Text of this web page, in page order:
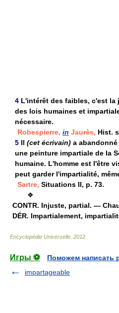
4 L'intérêt des faibles, c'est
des lois humaines et
nécessaire.
Robespierre, in Jaurès, Hist.
5 Il (cet écrivain) a
une peinture impartiale de la
humaine. L'homme est l'être
peut garder l'impartialité,
Sartre, Situations II, p. 73.
❖
CONTR. Injuste, partial. —
DÉR. Impartialement,
Encyclopédie Universelle 2012
Игры ⚽
Поможем написать
impartageable